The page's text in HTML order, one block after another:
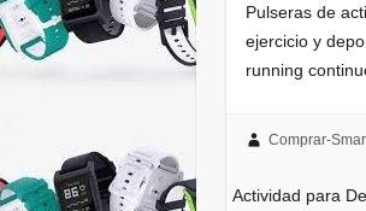
Pulseras de
ejercicio y
running
Comprar-
Actividad para